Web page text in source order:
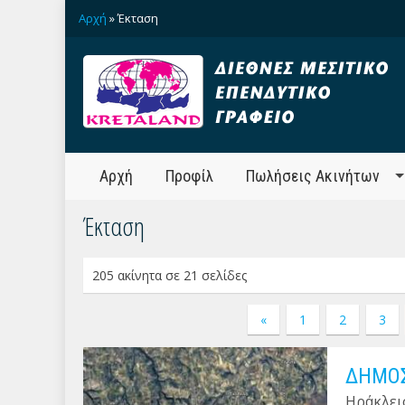
Αρχή » Έκταση
Αρχή Προφίλ Πωλήσεις Ακινήτων
Έκταση
205 ακίνητα σε 21 σελίδες
« 1 2 3